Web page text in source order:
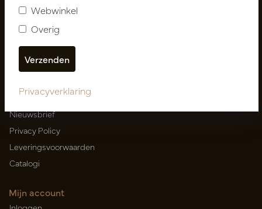
Klantenservice
Over ons
Nieuwsbrief
Privacy Policy
Leveringsvoorwaarden
Catalogi
Mijn account
Webwinkel
Overig
Privacyverklaring